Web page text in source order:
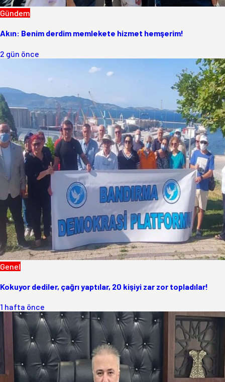
Gündem
Akın: Benim derdim memlekete hizmet hemşerim!
2 gün önce
Genel
Kokuyor dediler, çağrı yaptılar, 20 kişiyi zar zor topladılar!
1 hafta önce